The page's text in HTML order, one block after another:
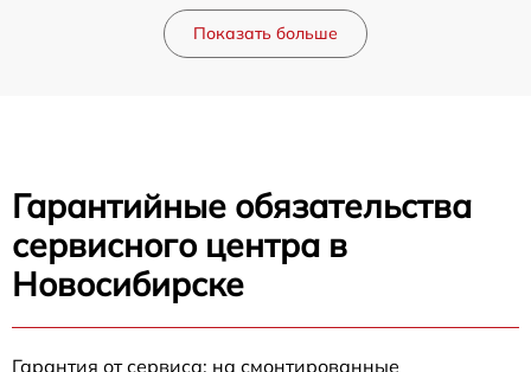
Показать больше
Гарантийные обязательства
сервисного центра в
Новосибирске
Гарантия от сервиса: на смонтированные